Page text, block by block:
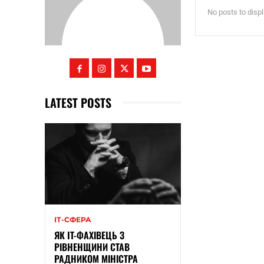
LATEST POSTS
ІТ-СФЕРА
ЯК IT-ФАХІВЕЦЬ З
РІВНЕНЩИНИ СТАВ
РАДНИКОМ МІНІСТРА
No posts to